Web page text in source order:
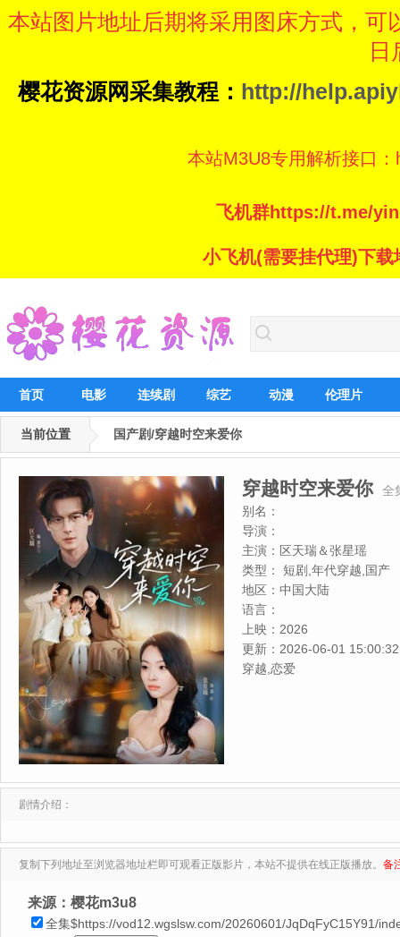
本站图片地址后期将采用图床方式，
日
樱花资源网采集教程： http://
本站M3U8专用解析接口
飞机群https://t.me/
小飞机(需要挂代理)下
首页 电影 连续剧 综艺 动漫 伦理片
当前位置 国产剧/穿越时空来爱你
穿越时空来爱你
全
别名：
导演：
主演： 区天瑞＆张星瑶
类型：
短剧,年代穿越,国产
地区： 中国大陆
语言：
上映： 2026
更新： 2026-06-01 15:00:32
穿越,恋爱
剧情介绍：
复制下列地址至浏览器地址栏即可观看正版影片，本站不提供在线正版播放。 备
来源：樱花m3u8
全集$https://vod12.wgslsw.com/20260601/JqDqFyC15Y91/